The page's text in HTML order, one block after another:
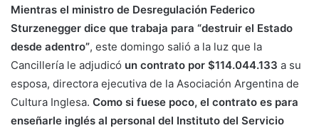
Mientras el ministro de Desregulación Federico
Sturzenegger dice que trabaja para “destruir el Estado
desde adentro”, este domingo salió a la luz que la
Cancillería le adjudicó un contrato por $114.044.133 a su
esposa, directora ejecutiva de la Asociación Argentina de
Cultura Inglesa. Como si fuese poco, el contrato es para
enseñarle inglés al personal del Instituto del Servicio